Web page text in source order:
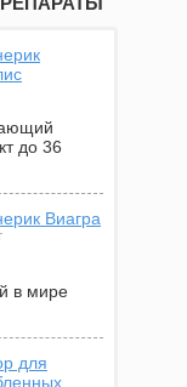
до 36
Виагра
в мире
для